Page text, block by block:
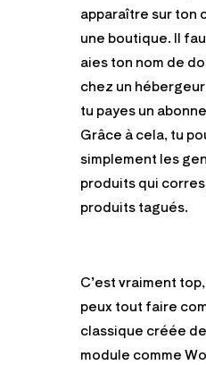
apparaître sur ton
une boutique. Il
aies ton nom de
chez un
tu payes un
Grâce à cela, tu
simplement les
produits qui
produits tagués.
C’est vraiment
peux tout faire
classique créée
module comme